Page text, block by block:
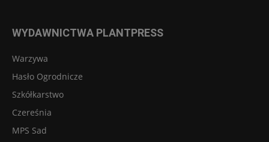
WYDAWNICTWA PLANTPRESS
Warzywa
Hasło Ogrodnicze
Szkółkarstwo
Czereśnia
MPS Sad